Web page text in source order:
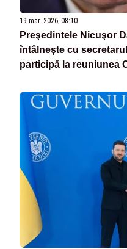
19 mar. 2026, 08:10
Preşedintele Nicuşor
întâlneşte cu
participă la reuniunea